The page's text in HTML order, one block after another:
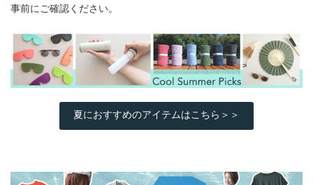
事前にご確認ください。
夏におすすめのアイテムはこちら＞＞